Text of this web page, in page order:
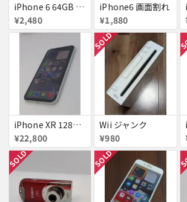
iPhone 6 64GB Softbank
¥2,480
iPhone6 画面割れ
¥1,880
iPhone XR 128GB SIMフリー
¥22,800
SOLD
Wii ジャンク
¥980
SOLD SOLD